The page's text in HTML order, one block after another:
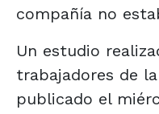
compañía no
Un estudio
trabajadores de
publicado el